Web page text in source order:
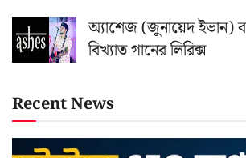
অ্যাশেজ (জুনায়েদ ইভান)
বিখ্যাত গানের লিরিক্স
Recent News